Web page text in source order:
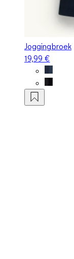
Joggingbroek
19,99 €